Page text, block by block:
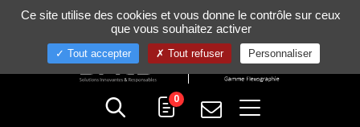
+33 (0)4 75 58 80 10
0
Gestion de vos préférences sur les cookies
Ce site utilise des cookies et vous donne le contrôle sur ceux
que vous souhaitez activer
Tout accepter Tout refuser Personnaliser